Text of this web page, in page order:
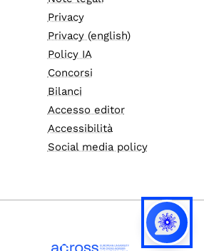
Privacy
Privacy (english)
Policy IA
Concorsi
Bilanci
Accesso editor
Accessibilità
Social media policy